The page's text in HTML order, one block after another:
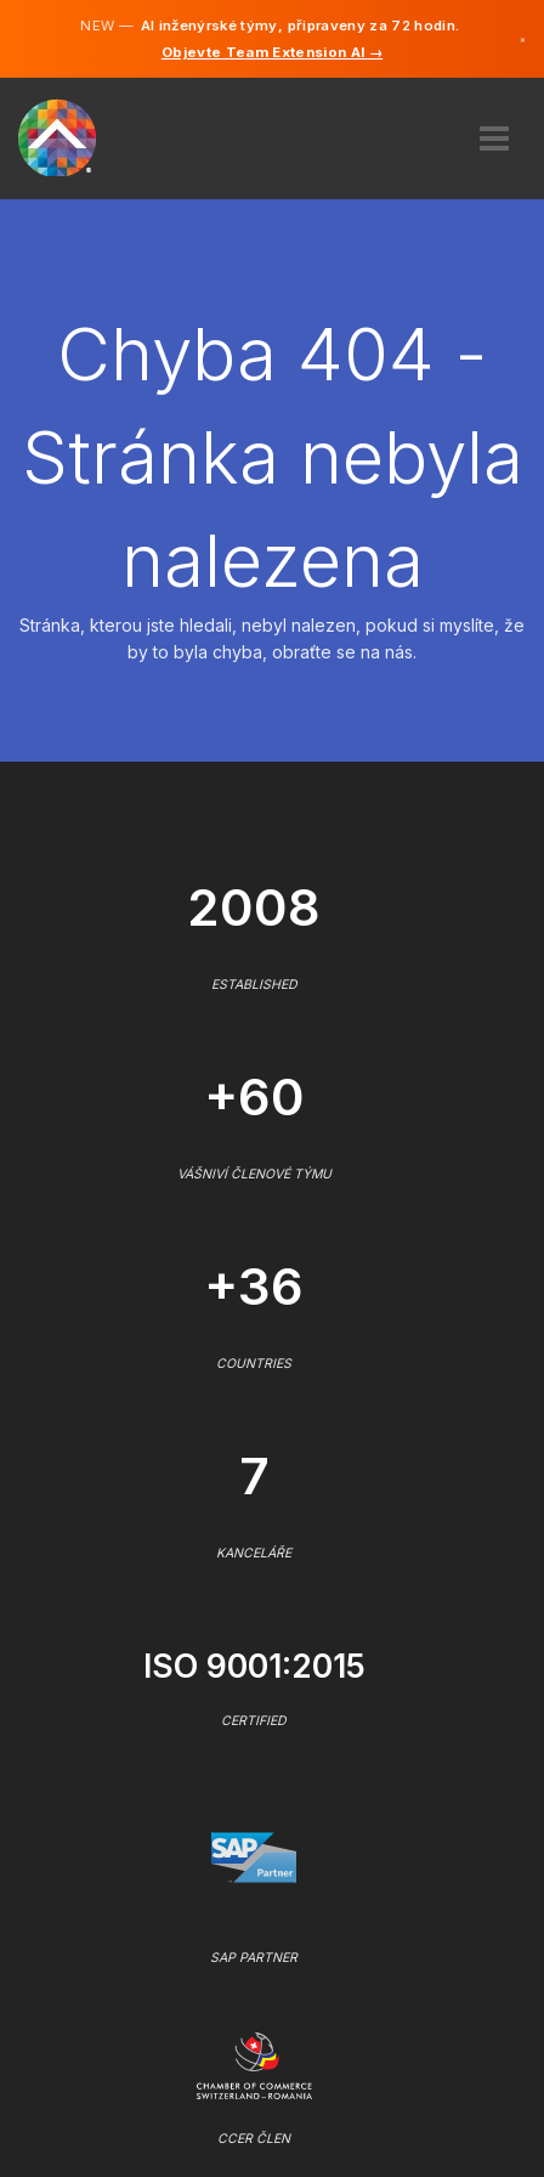
NEW —AI inženýrské týmy, připraveny za 72 hodin.
Objevte Team Extension AI →
×
NAJMOUT
CS
Angličtina
Chyba 404 -
Stránka nebyla
nalezena
Stránka, kterou jste hledali, nebyl nalezen, pokud si myslíte, že
by to byla chyba, obraťte se na nás.
2008
ESTABLISHED
+60
VÁŠNIVÍ ČLENOVÉ TÝMU
+36
COUNTRIES
7
KANCELÁŘE
ISO 9001:2015
CERTIFIED
SAP PARTNER
CCER ČLEN